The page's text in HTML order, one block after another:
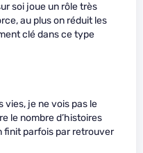
soi joue un rôle très
au plus on réduit les
clé dans ce type
vies, je ne vois pas le
le nombre d’histoires
finit parfois par retrouver